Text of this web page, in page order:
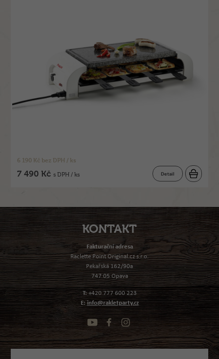
6 190 Kč bez DPH / ks
7 490 Kčs DPH / ks Detail
KONTAKT
Fakturační adresa
Raclette Point Original.cz s.r.o.
Pekařská 162/90a
747 05 Opava
T:+420 777 600 223
E:info@rakletparty.cz